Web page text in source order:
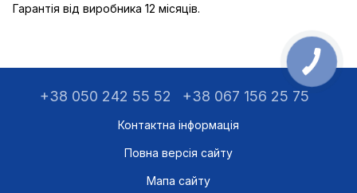
Гарантія від виробника 12 місяців.
+38 050 242 55 52 +38 067 156 25 75
Контактна інформація
Повна версія сайту
Мапа сайту